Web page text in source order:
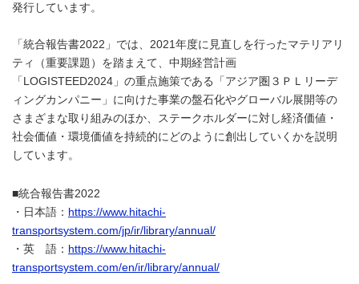
発行しています。
「統合報告書2022」では、2021年度に見直しを行ったマテリアリ
ティ（重要課題）を踏まえて、中期経営計画
「LOGISTEED2024」の重点施策である「アジア圏３ＰＬリーデ
ィングカンパニー」に向けた事業の盤石化やグローバル展開等の
さまざまな取り組みのほか、ステークホルダーに対し経済価値・
社会価値・環境価値を持続的にどのように創出していくかを説明
しています。
■統合報告書2022
・日本語： https://www.hitachi-
transportsystem.com/jp/ir/library/annual/
・英 語： https://www.hitachi-
transportsystem.com/en/ir/library/annual/